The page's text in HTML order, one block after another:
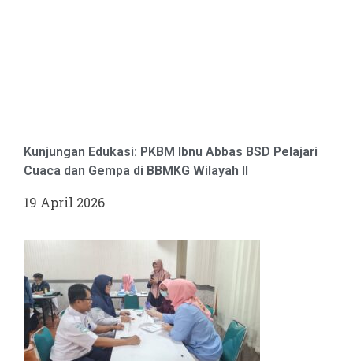
Kunjungan Edukasi: PKBM Ibnu Abbas BSD Pelajari
Cuaca dan Gempa di BBMKG Wilayah II
19 April 2026